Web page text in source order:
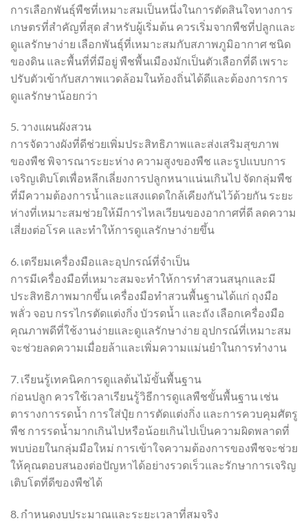
การเลือกพันธุ์พืชที่เหมาะสมเป็นหนึ่งในการตัดสินใจทางการ
เกษตรที่สำคัญที่สุด สำหรับผู้เริ่มต้น ควรเริ่มจากพืชที่ปลูกและ
ดูแลรักษาง่าย เลือกพันธุ์ที่เหมาะสมกับสภาพภูมิอากาศ ชนิด
ของดิน และพื้นที่ที่มีอยู่ พืชพื้นเมืองมักเป็นตัวเลือกที่ดี เพราะ
ปรับตัวเข้ากับสภาพแวดล้อมในท้องถิ่นได้ดีและต้องการการ
ดูแลรักษาน้อยกว่า
5. วางแผนผังสวน
การจัดวางผังที่ดีช่วยเพิ่มประสิทธิภาพและส่งเสริมสุขภาพ
ของพืช พิจารณาระยะห่าง ความสูงของพืช และรูปแบบการ
เจริญเติบโตเพื่อหลีกเลี่ยงการปลูกหนาแน่นเกินไป จัดกลุ่มพืช
ที่มีความต้องการน้ำและแสงแดดใกล้เคียงกันไว้ด้วยกัน ระยะ
ห่างที่เหมาะสมช่วยให้มีการไหลเวียนของอากาศที่ดี ลดความ
เสี่ยงต่อโรค และทำให้การดูแลรักษาง่ายขึ้น
6. เตรียมเครื่องมือและอุปกรณ์ที่จำเป็น
การมีเครื่องมือที่เหมาะสมจะทำให้การทำสวนสนุกและมี
ประสิทธิภาพมากขึ้น เครื่องมือทำสวนพื้นฐานได้แก่ ถุงมือ
พลั่ว จอบ กรรไกรตัดแต่งกิ่ง บัวรดน้ำ และถัง เลือกเครื่องมือ
คุณภาพดีที่ใช้งานง่ายและดูแลรักษาง่าย อุปกรณ์ที่เหมาะสม
จะช่วยลดความเมื่อยล้าและเพิ่มความแม่นยำในการทำงาน
7. เรียนรู้เทคนิคการดูแลต้นไม้ขั้นพื้นฐาน
ก่อนปลูก ควรใช้เวลาเรียนรู้วิธีการดูแลพืชขั้นพื้นฐาน เช่น
ตารางการรดน้ำ การใส่ปุ๋ย การตัดแต่งกิ่ง และการควบคุมศัตรู
พืช การรดน้ำมากเกินไปหรือน้อยเกินไปเป็นความผิดพลาดที่
พบบ่อยในกลุ่มมือใหม่ การเข้าใจความต้องการของพืชจะช่วย
ให้คุณตอบสนองต่อปัญหาได้อย่างรวดเร็วและรักษาการเจริญ
เติบโตที่ดีของพืชได้
8. กำหนดงบประมาณและระยะเวลาที่สมจริง